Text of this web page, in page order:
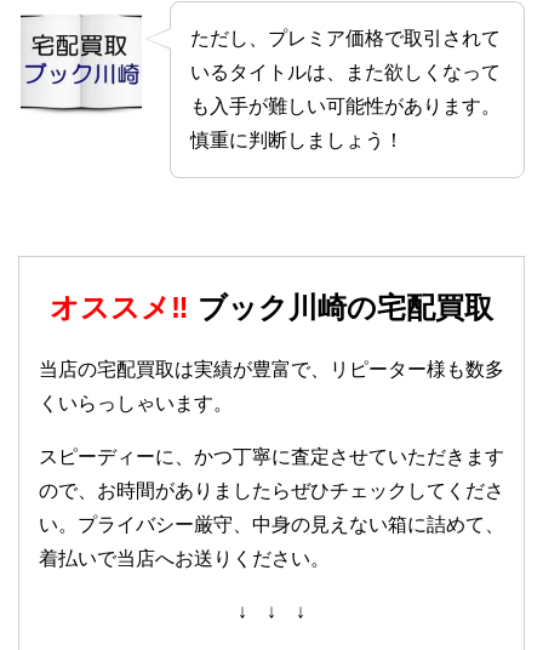
ただし、プレミア価格で取引されて
いるタイトルは、また欲しくなって
も入手が難しい可能性があります。
慎重に判断しましょう！
オススメ‼ ブック川崎の宅配買取
当店の宅配買取は実績が豊富で、リピーター様も数多
くいらっしゃいます。
スピーディーに、かつ丁寧に査定させていただきます
ので、お時間がありましたらぜひチェックしてくださ
い。プライバシー厳守、中身の見えない箱に詰めて、
着払いで当店へお送りください。
↓ ↓ ↓